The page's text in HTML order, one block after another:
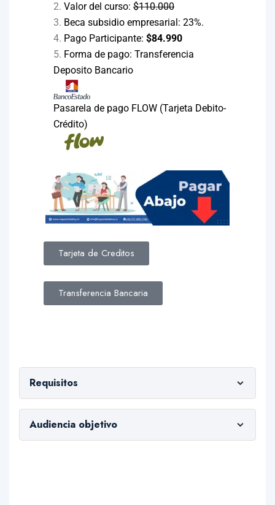
Valor del curso: $110.000
Beca subsidio empresarial: 23%.
Pago Participante: $84.990
Forma de pago: Transferencia
Deposito Bancario
Pasarela de pago FLOW (Tarjeta Debito-
Crédito)
Tarjeta de Creditos
Transferencia Bancaria
Requisitos
Audiencia objetivo